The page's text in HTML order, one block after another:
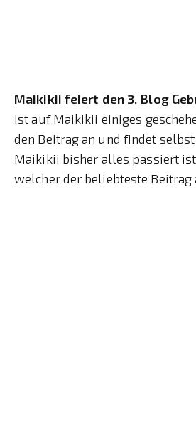
Maikikii feiert den 3. Blog
ist auf Maikikii einiges
den Beitrag an und findet
Maikikii bisher alles passiert
welcher der beliebteste Beitrag